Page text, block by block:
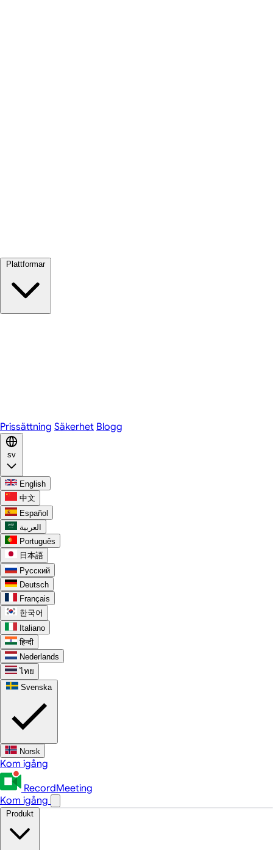
Plattformar
Prissättning Säkerhet Blogg
sv
English
中文
Español
العربية
Português
日本語
Русский
Deutsch
Français
한국어
Italiano
हिन्दी
Nederlands
ไทย
Svenska
Norsk
Kom igång
RecordMeeting
Kom igång